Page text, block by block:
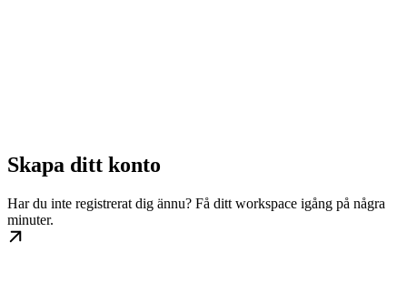
Skapa ditt konto
Har du inte registrerat dig ännu? Få ditt workspace igång på några
minuter.